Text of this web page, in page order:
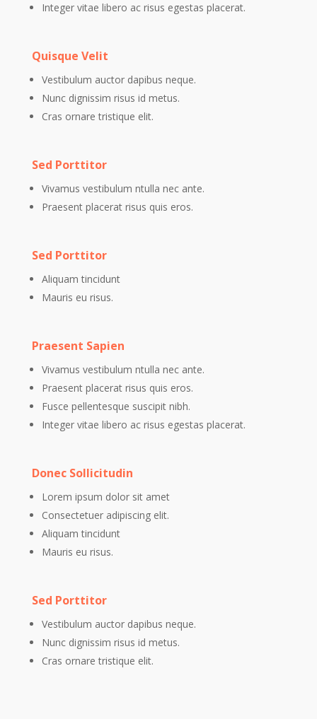
Integer vitae libero ac risus egestas placerat.
Quisque Velit
Vestibulum auctor dapibus neque.
Nunc dignissim risus id metus.
Cras ornare tristique elit.
Sed Porttitor
Vivamus vestibulum ntulla nec ante.
Praesent placerat risus quis eros.
Sed Porttitor
Aliquam tincidunt
Mauris eu risus.
Praesent Sapien
Vivamus vestibulum ntulla nec ante.
Praesent placerat risus quis eros.
Fusce pellentesque suscipit nibh.
Integer vitae libero ac risus egestas placerat.
Donec Sollicitudin
Lorem ipsum dolor sit amet
Consectetuer adipiscing elit.
Aliquam tincidunt
Mauris eu risus.
Sed Porttitor
Vestibulum auctor dapibus neque.
Nunc dignissim risus id metus.
Cras ornare tristique elit.